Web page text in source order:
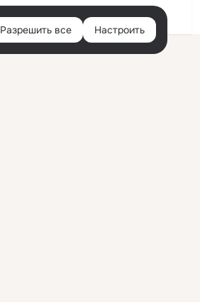
Войти
Разрешить все Настроить